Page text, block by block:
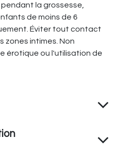
la grossesse,
de moins de 6
Éviter tout contact
zones intimes. Non
érotique ou l'utilisation de